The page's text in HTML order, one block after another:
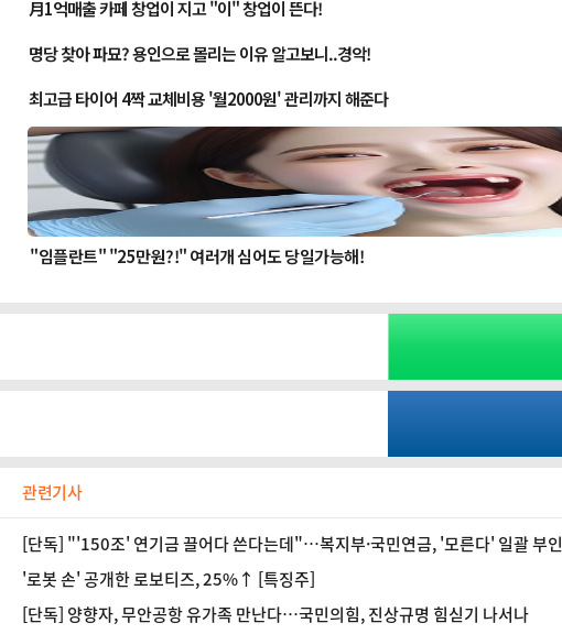
관련기사
[단독] "'150조' 연기금 끌어다 쓴다는데"…복지부·국민연금, '모른다' 일괄 부인
'로봇 손' 공개한 로보티즈, 25%↑ [특징주]
[단독] 양향자, 무안공항 유가족 만난다…국민의힘, 진상규명 힘싣기 나서나